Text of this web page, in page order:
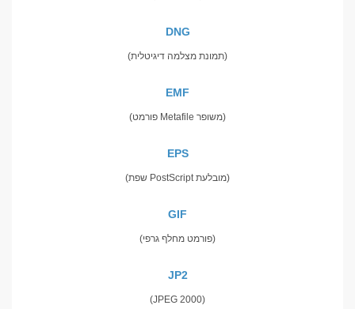
DNG
(תמונת מצלמה דיגיטלית)
EMF
(פורמט Metafile משופר)
EPS
(שפת PostScript מובלעת)
GIF
(פורמט מחלף גרפי)
JP2
(JPEG 2000)